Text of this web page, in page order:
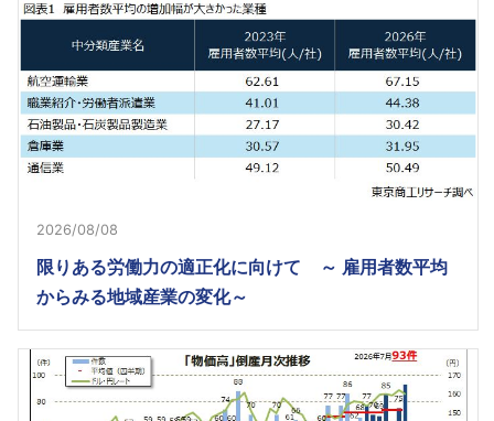
2026/08/08
限りある労働力の適正化に向けて ～ 雇用者数平均
からみる地域産業の変化～